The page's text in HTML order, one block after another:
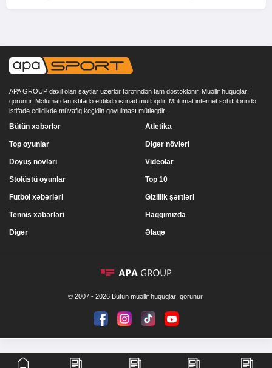
APA GROUP daxil olan saytlar uzerlər tərəfindən tam dəstəklənir. Müəllif hüquqları
qorunur. Məlumatdan istifadə etdikdə istinad mütləqdir. Məlumat internet səhifələrində
istifadə edildikdə müvafiq keçidin qoyulması mütləqdir.
Bütün xəbərlər
Top oyunlar
Döyüş növləri
Stolüstü oyunlar
Atletika
Digər növləri
Videolar
Top 10
Futbol xəbərləri
Tennis xəbərləri
Digər
Gizlilik şərtləri
Haqqımızda
Əlaqə
© 2007 - 2026 Bütün müəllif hüquqları qorunur.